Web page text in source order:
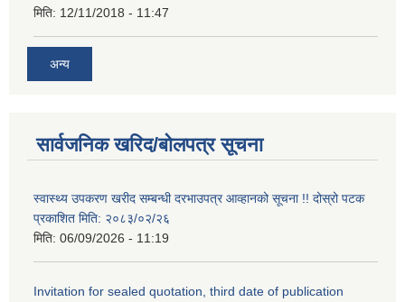
मिति: 12/11/2018 - 11:47
अन्य
सार्वजनिक खरिद/बोलपत्र सूचना
स्वास्थ्य उपकरण खरीद सम्बन्धी दरभाउपत्र आव्हानको सूचना !! दोस्रो पटक
प्रकाशित मिति: २०८३/०२/२६
मिति: 06/09/2026 - 11:19
Invitation for sealed quotation, third date of publication